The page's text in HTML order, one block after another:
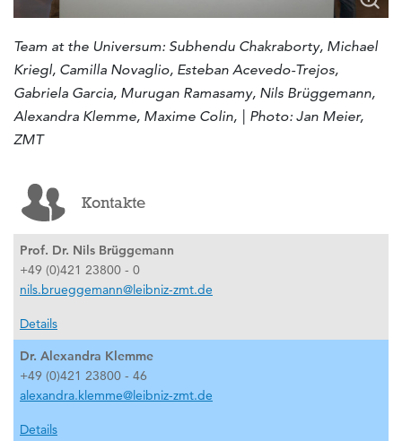
Team at the Universum: Subhendu Chakraborty, Michael
Kriegl, Camilla Novaglio, Esteban Acevedo-Trejos,
Gabriela Garcia, Murugan Ramasamy, Nils Brüggemann,
Alexandra Klemme, Maxime Colin, | Photo: Jan Meier,
ZMT
Kontakte
Prof. Dr. Nils Brüggemann
+49 (0)421 23800 - 0
nils.brueggemann@leibniz-zmt.de
Details
Dr. Alexandra Klemme
+49 (0)421 23800 - 46
alexandra.klemme@leibniz-zmt.de
Details